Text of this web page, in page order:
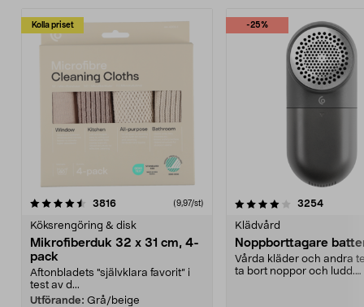
Kolla priset
3816recensioner (9,97/st)
Köksrengöring & disk
Mikrofiberduk 32 x 31 cm, 4-
pack
Aftonbladets "självklara favorit” i
test av d...
Utförande: Grå/beige
-25%
4.0av 5 stjärnor 3254
Klädvård
Noppborttagare
Vårda kläder och andra
ta bort noppor och ludd.
4.5av 5 stjärnor